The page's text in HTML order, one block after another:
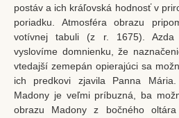
postáv a ich kráľovská hodnosť v
poriadku. Atmosféra obrazu
votívnej tabuli (z r. 1675).
vyslovíme domnienku, že
vtedajší zemepán opierajúci sa
ich predkovi zjavila Panna
Madony je veľmi príbuzná, ba
obrazu Madony z bočného